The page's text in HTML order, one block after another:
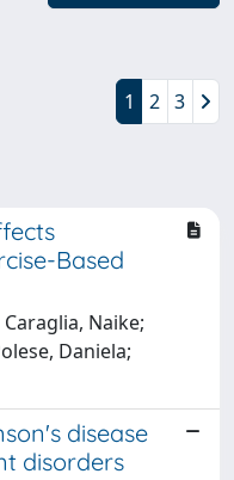
1 2 3
Based
Naike;
Daniela;
disease
disorders